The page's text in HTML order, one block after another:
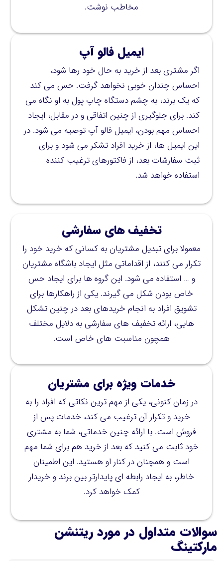
مخاطب نوشت.
ایمیل فالو آپ
اگر مشتری بعد از خرید به حال خود رها شود،
احساس چندان خوبی نخواهد گرفت. حس می کند
که یک برند، به چشم دستگاه چاپ پول به او نگاه می
کند. برای جلوگیری از چنین اتفاقی و در مقابل، ایجاد
احساس مهم بودن، ایمیل فالو آپ توصیه می شود. در
این ایمیل ها، از خرید افراد تشکر می شود و برای
ثبت سفارشات بعد، از فاکتورهای ترغیب کننده
استفاده خواهد شد.
تخفیفهای سفارشی
معمولا برای تبدیل مشتریان به کسانی که خرید خود را
تکرار می کنند، از اقداماتی مثل ایجاد باشگاه مشتریان
و … استفاده می شود. این گروه ها برای ایجاد حس
خاص بودن شکل می گیرند. یکی از راهکارها برای
تشویق افراد به انجام خریدهای بعد در چنین تشکل
هایی، ارائه تخفیف های سفارشی به دلایل مختلف
همچون مناسبت های خاص است.
خدمات ویژه برای مشتریان
در زمان کنونی، یکی از مهم ترین نکاتی که افراد را به
خرید و تکرار آن ترغیب می کند، خدمات پس از
فروش است. با ارائه چنین خدماتی، شما به مشتری
خود ثابت می کنید که بعد از خرید هم برای شما مهم
است و همچنان در کنار او هستید. این اطمینان
خاطر، به ایجاد رابطه ای پایدارتر بین برند و خریدار
کمک خواهد کرد.
سوالات متداول در مورد ریتنشن
مارکتینگ